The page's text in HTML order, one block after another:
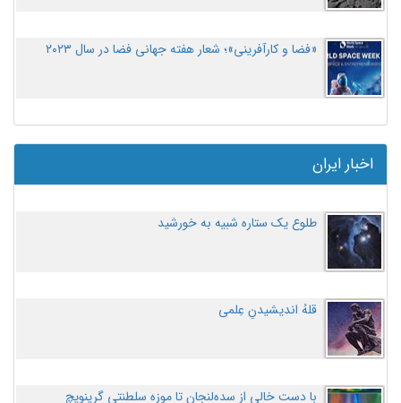
«فضا و کارآفرینی»؛ شعار هفته جهانی فضا در سال ۲۰۲۳
اخبار ایران
طلوع یک ستاره شبیه به خورشید
قلهُ اندیشیدنِ عِلمی
با دست خالی از سده‌لنجان تا موزه سلطنتی گرینویچ